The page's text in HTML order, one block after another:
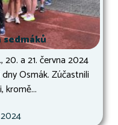
sedmáků
a 21. června 2024
Osmák. Zúčastnili
kromě...